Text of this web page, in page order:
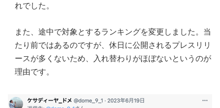
れでした。
また、途中で対象とするランキングを変更しました。当
たり前ではあるのですが、休日に公開されるプレスリリ
ースが多くないため、入れ替わりがほぼないというのが
理由です。